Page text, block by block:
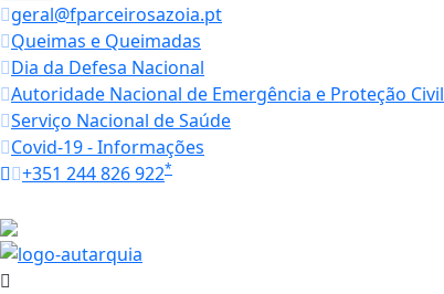
geral@fparceirosazoia.pt
Queimas e Queimadas
Dia da Defesa Nacional
Autoridade Nacional de Emergência e Proteção Civil
Serviço Nacional de Saúde
Covid-19 - Informações
+351 244 826 922*